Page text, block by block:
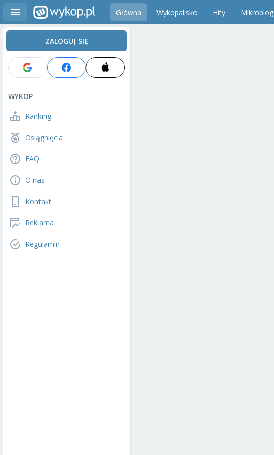
Główna Wykopalisko Hity Mikroblog
ZALOGUJ SIĘ
WYKOP
Ranking
Osiągnięcia
FAQ
O nas
Kontakt
Reklama
Regulamin